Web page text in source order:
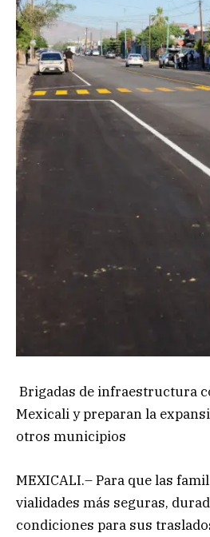
Brigadas de infraestructura
Mexicali y preparan la
otros municipios
MEXICALI.– Para que las
vialidades más seguras,
condiciones para sus